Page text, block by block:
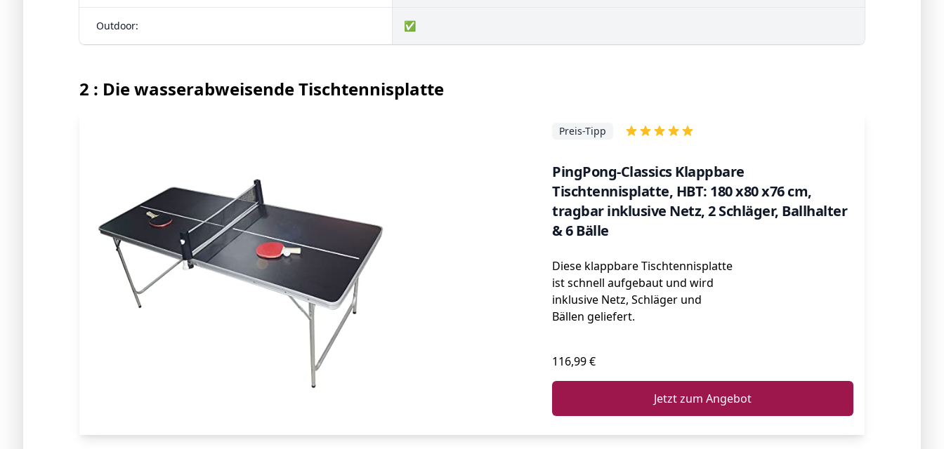
Outdoor: ✅
2 : Die wasserabweisende Tischtennisplatte
PingPong-Classics Klappbare
Tischtennisplatte, HBT: 180 x80 x76 cm,
tragbar inklusive Netz, 2 Schläger, Ballhalter
& 6 Bälle
Preis-Tipp
Diese klappbare Tischtennisplatte
ist schnell aufgebaut und wird
inklusive Netz, Schläger und
Bällen geliefert.
116,99 €
Jetzt zum Angebot